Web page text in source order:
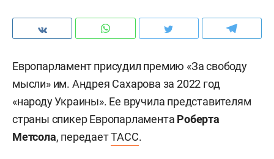
Европарламент присудил премию «За свободу
мысли» им. Андрея Сахарова за 2022 год
«народу Украины». Ее вручила представителям
страны спикер Европарламента Роберта
Метсола, передаетТАСС.